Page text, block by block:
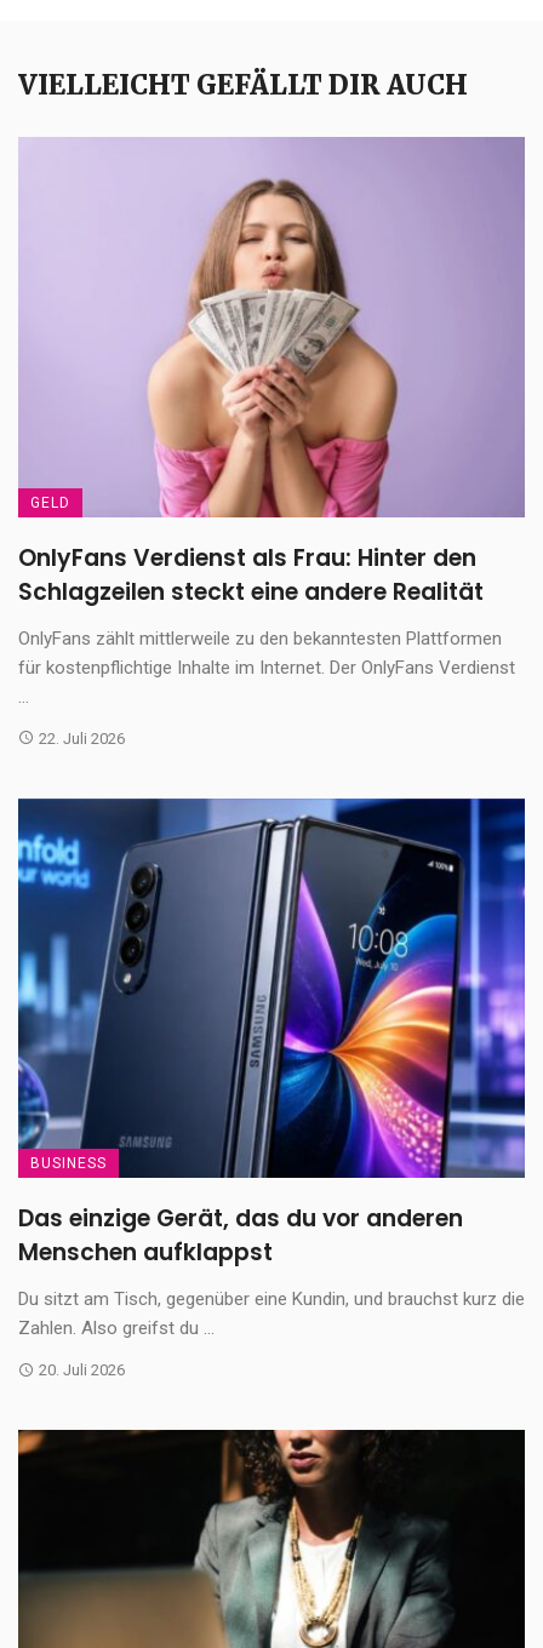
VIELLEICHT GEFÄLLT DIR AUCH
GELD
OnlyFans Verdienst als Frau: Hinter den
Schlagzeilen steckt eine andere Realität
OnlyFans zählt mittlerweile zu den bekanntesten Plattformen
für kostenpflichtige Inhalte im Internet. Der OnlyFans Verdienst
...
22. Juli 2026
BUSINESS
Das einzige Gerät, das du vor anderen
Menschen aufklappst
Du sitzt am Tisch, gegenüber eine Kundin, und brauchst kurz die
Zahlen. Also greifst du ...
20. Juli 2026